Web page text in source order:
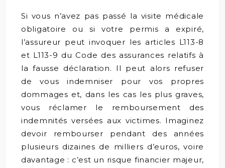
Si vous n’avez pas passé la visite médicale
obligatoire ou si votre permis a expiré,
l’assureur peut invoquer les articles L113-8
et L113-9 du Code des assurances relatifs à
la fausse déclaration. Il peut alors refuser
de vous indemniser pour vos propres
dommages et, dans les cas les plus graves,
vous réclamer le remboursement des
indemnités versées aux victimes. Imaginez
devoir rembourser pendant des années
plusieurs dizaines de milliers d’euros, voire
davantage : c’est un risque financier majeur,